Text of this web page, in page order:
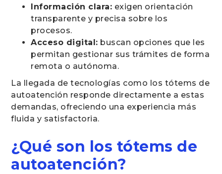
Información clara: exigen orientación
transparente y precisa sobre los
procesos.
Acceso digital: buscan opciones que les
permitan gestionar sus trámites de forma
remota o autónoma.
La llegada de tecnologías como los tótems de
autoatención responde directamente a estas
demandas, ofreciendo una experiencia más
fluida y satisfactoria.
¿Qué son los tótems de
autoatención?